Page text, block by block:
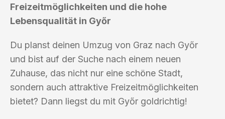
Freizeitmöglichkeiten und die hohe
Lebensqualität in Győr
Du planst deinen Umzug von Graz nach Győr
und bist auf der Suche nach einem neuen
Zuhause, das nicht nur eine schöne Stadt,
sondern auch attraktive Freizeitmöglichkeiten
bietet? Dann liegst du mit Győr goldrichtig!